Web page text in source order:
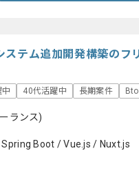
ステム追加開発構築のフ
40代活躍中 長期案件
ランス)
Boot / Vue.js / Nuxt.js